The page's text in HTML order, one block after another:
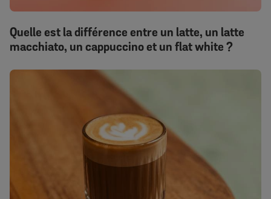
Quelle est la différence entre un latte, un latte
macchiato, un cappuccino et un flat white ?